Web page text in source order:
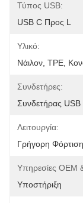
Τύπος USB:
USB C Προς L
Υλικό:
Νάιλον, TPE,
Συνδετήρες:
Συνδετήρας
Λειτουργία:
Γρήγορη
Υπηρεσίες OEM
Υποστήριξη